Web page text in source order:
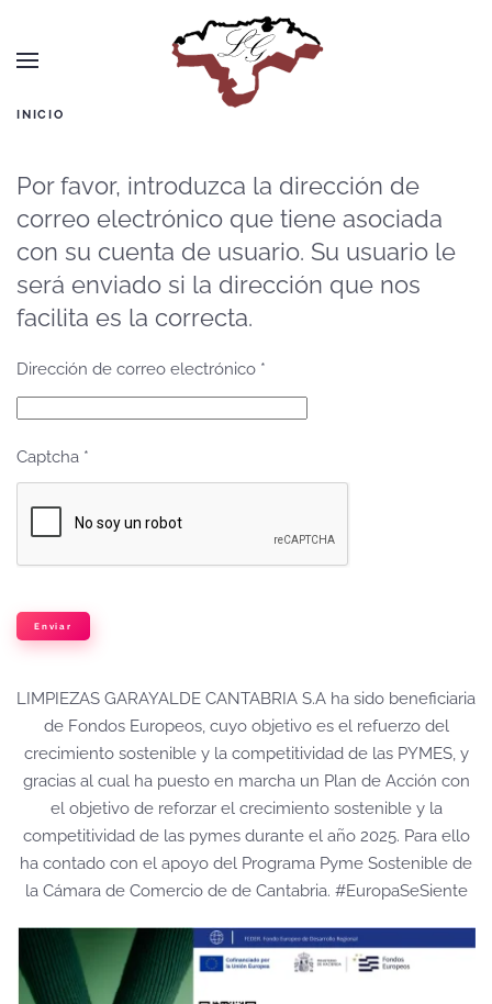
Skip to main content
INICIO
Por favor, introduzca la dirección de
correo electrónico que tiene asociada
con su cuenta de usuario. Su usuario le
será enviado si la dirección que nos
facilita es la correcta.
Dirección de correo electrónico *
Captcha *
Enviar
LIMPIEZAS GARAYALDE CANTABRIA S.A ha sido beneficiaria
de Fondos Europeos, cuyo objetivo es el refuerzo del
crecimiento sostenible y la competitividad de las PYMES, y
gracias al cual ha puesto en marcha un Plan de Acción con
el objetivo de reforzar el crecimiento sostenible y la
competitividad de las pymes durante el año 2025. Para ello
ha contado con el apoyo del Programa Pyme Sostenible de
la Cámara de Comercio de de Cantabria. #EuropaSeSiente